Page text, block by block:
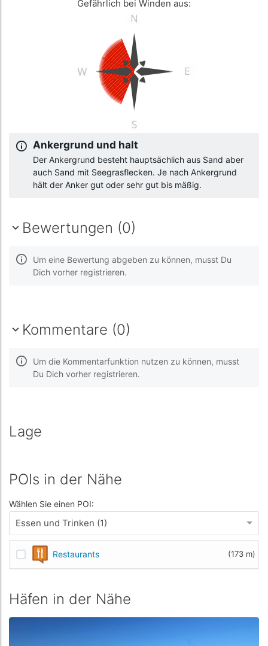
Gefährlich bei Winden aus:
Ankergrund und halt
Der Ankergrund besteht hauptsächlich aus Sand aber
auch Sand mit Seegrasflecken. Je nach Ankergrund
hält der Anker gut oder sehr gut bis mäßig.
Bewertungen (0)
Um eine Bewertung abgeben zu können, musst Du
Dich vorher registrieren.
Kommentare (0)
Um die Kommentarfunktion nutzen zu können, musst
Du Dich vorher registrieren.
Lage
POIs in der Nähe
Wählen Sie einen POI:
Essen und Trinken (1)
Restaurants (173 m)
Häfen in der Nähe